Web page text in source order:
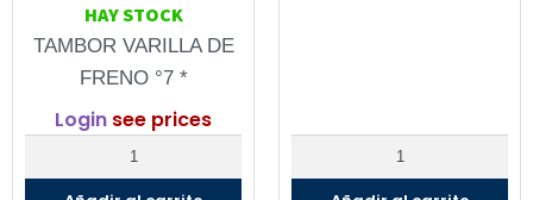
HAY STOCK
TAMBOR VARILLA DE
FRENO °7 *
Login see prices